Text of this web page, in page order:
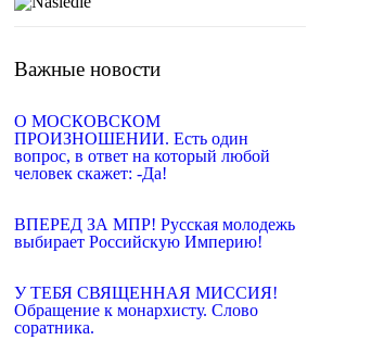
Важные новости
О МОСКОВСКОМ
ПРОИЗНОШЕНИИ. Есть один
вопрос, в ответ на который любой
человек скажет: -Да!
ВПЕРЕД ЗА МПР! Русская молодежь
выбирает Российскую Империю!
У ТЕБЯ СВЯЩЕННАЯ МИССИЯ!
Обращение к монархисту. Слово
соратника.